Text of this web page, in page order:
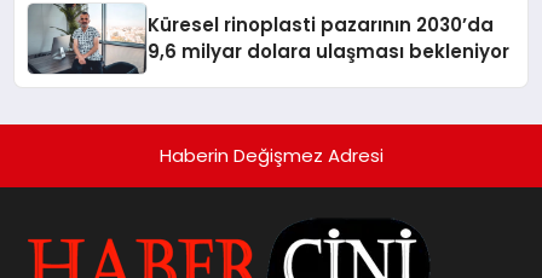
Küresel rinoplasti pazarının 2030’da
9,6 milyar dolara ulaşması bekleniyor
Haberin Değişmez Adresi